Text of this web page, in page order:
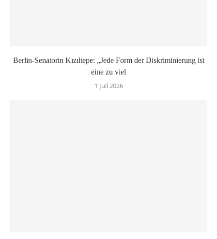
Berlin-Senatorin Kızıltepe: „Jede Form der Diskriminierung ist
eine zu viel
1 Juli 2026